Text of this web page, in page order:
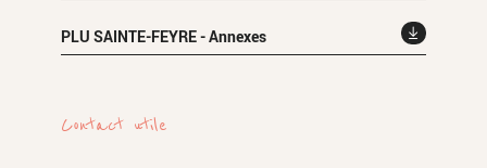
PLU SAINTE-FEYRE - Annexes
Contact utile